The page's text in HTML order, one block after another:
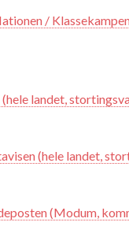
/
landet,
(hele landet,
(Modum,